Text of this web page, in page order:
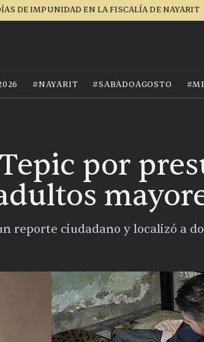
DE IMPUNIDAD EN LA FISCALÍA DE NAYARIT
#NAYARIT #SABADOAGOSTO
por
reporte ciudadano y localizó a